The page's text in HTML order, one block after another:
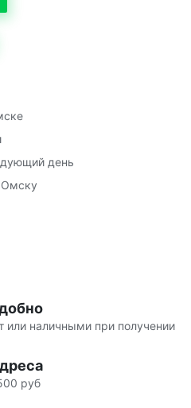
день
Омску
или наличными при получении
руб